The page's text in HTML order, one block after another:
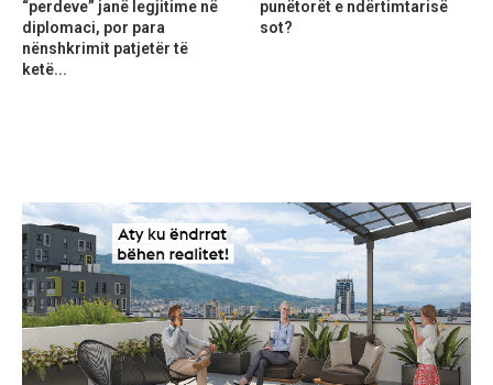
“perdeve” janë legjitime në
diplomaci, por para
nënshkrimit patjetër të
ketë...
punëtorët e ndërtimtarisë
sot?